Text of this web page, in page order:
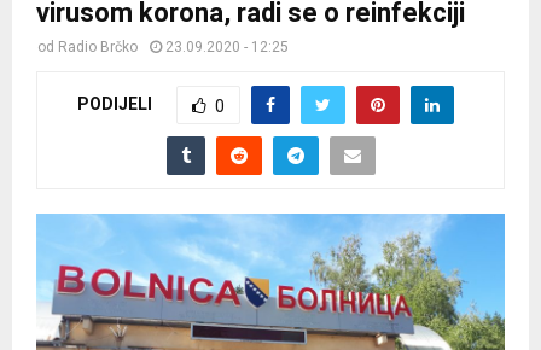
virusom korona, radi se o reinfekciji
od Radio Brčko 23.09.2020 - 12:25
PODIJELI 0